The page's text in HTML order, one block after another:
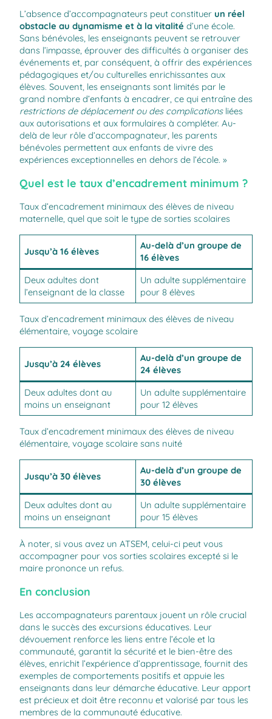
L’absence d’accompagnateurs peut constituer un réel
obstacle au dynamisme et à la vitalité d’une école.
Sans bénévoles, les enseignants peuvent se retrouver
dans l’impasse, éprouver des difficultés à organiser des
événements et, par conséquent, à offrir des expériences
pédagogiques et/ou culturelles enrichissantes aux
élèves. Souvent, les enseignants sont limités par le
grand nombre d’enfants à encadrer, ce qui entraîne des
restrictions de déplacement ou des complicationsliées
aux autorisations et aux formulaires à compléter. Au-
delà de leur rôle d’accompagnateur, les parents
bénévoles permettent aux enfants de vivre des
expériences exceptionnelles en dehors de l’école. »
Quel est le taux d’encadrement minimum ?
Taux d’encadrement minimaux des élèves de niveau
maternelle, quel que soit le type de sorties scolaires
Jusqu’à 16 élèves
Au-delà d’un groupe de
16 élèves
Deux adultes dont
l’enseignant de la classe
Un adulte supplémentaire
pour 8 élèves
Taux d’encadrement minimaux des élèves de niveau
élémentaire, voyage scolaire
Jusqu’à 24 élèves
Au-delà d’un groupe de
24 élèves
Deux adultes dont au
moins un enseignant
Un adulte supplémentaire
pour 12 élèves
Taux d’encadrement minimaux des élèves de niveau
élémentaire, voyage scolaire sans nuité
Jusqu’à 30 élèves
Au-delà d’un groupe de
30 élèves
Deux adultes dont au
moins un enseignant
Un adulte supplémentaire
pour 15 élèves
À noter, si vous avez un ATSEM, celui-ci peut vous
accompagner pour vos sorties scolaires excepté si le
maire prononce un refus.
En conclusion
Les accompagnateurs parentaux jouent un rôle crucial
dans le succès des excursions éducatives. Leur
dévouement renforce les liens entre l’école et la
communauté, garantit la sécurité et le bien-être des
élèves, enrichit l’expérience d’apprentissage, fournit des
exemples de comportements positifs et appuie les
enseignants dans leur démarche éducative. Leur apport
est précieux et doit être reconnu et valorisé par tous les
membres de la communauté éducative.